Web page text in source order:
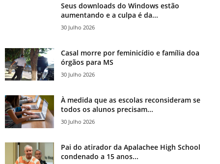
Seus downloads do Windows estão
aumentando e a culpa é da...
30 Julho 2026
Casal morre por feminicídio e família doa
órgãos para MS
30 Julho 2026
À medida que as escolas reconsideram se
todos os alunos precisam...
30 Julho 2026
Pai do atirador da Apalachee High School
condenado a 15 anos...